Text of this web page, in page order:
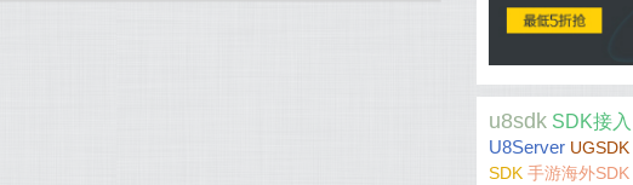
u8sdk SDK接入
U8Server UGSDK
SDK 手游海外SDK